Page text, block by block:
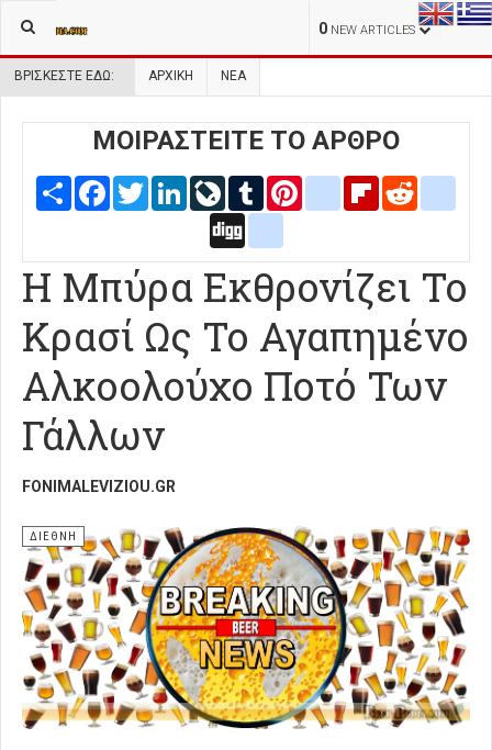
0 NEW ARTICLES
ΒΡΊΣΚΕΣΤΕ ΕΔΏ: ΑΡΧΙΚΉ ΝΕΑ
ΜΟΙΡΑΣΤΕΙΤΕ ΤΟ ΑΡΘΡΟ
Share FacebookTwitterLinkedInLiveJournal
Tumblr Pinterestblogger_post
Flipboard
Η Μπύρα Εκθρονίζει Το
Κρασί Ως Το Αγαπημένο
Αλκοολούχο Ποτό Των
Γάλλων
FONIMALEVIZIOU.GR
ΔΙΕΘΝΗ